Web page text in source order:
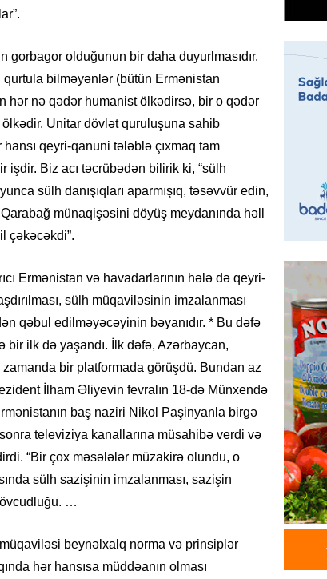
olduğunun bir daha duyurlmasıdır.
bilməyənlər (bütün Ermənistan
hər nə qədər humanist ölkədirsə, bir o qədər
Unitar dövlət quruluşuna sahib
qeyri-qanuni tələblə çıxmaq tam
işdir. Biz acı təcrübədən bilirik ki, “sülh
sülh danışıqları aparmışıq, təsəvvür edin,
münaqişəsini döyüş meydanında həll
çəkəcəkdi”.
Ermənistan və havadarlarının hələ də qeyri-
sülh müqaviləsinin imzalanması
qəbul edilməyəcəyinin bəyanıdır. * Bu dəfə
ilk də yaşandı. İlk dəfə, Azərbaycan,
bir platformada görüşdü. Bundan az
İlham Əliyevin fevralın 18-də Münxendə
baş naziri Nikol Paşinyanla birgə
televiziya kanallarına müsahibə verdi və
“Bir çox məsələlər müzakirə olundu, o
sülh sazişinin imzalanması, sazişin
…
beynəlxalq norma və prinsiplər
hər hansısa müddəanın olması
ilə
ÖZƏL
GÜNDƏM
Aytən
verildi
GÜNDƏM
HADISƏ
şəxs